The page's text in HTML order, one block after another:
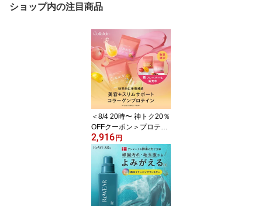
ショップ内の注目商品
＜8/4 20時〜 神トク20％
OFFクーポン＞プロテイ
ン 女性 コラテイン collat
ein コラーゲンプロテイ
ン 女性用 おすすめ コラ
ーゲンペプチド マルチプ
ロテイン ダイエット 置
き換え 飲みやすい 美味
しい ヨガ ピラティス 鉄
2,916 円